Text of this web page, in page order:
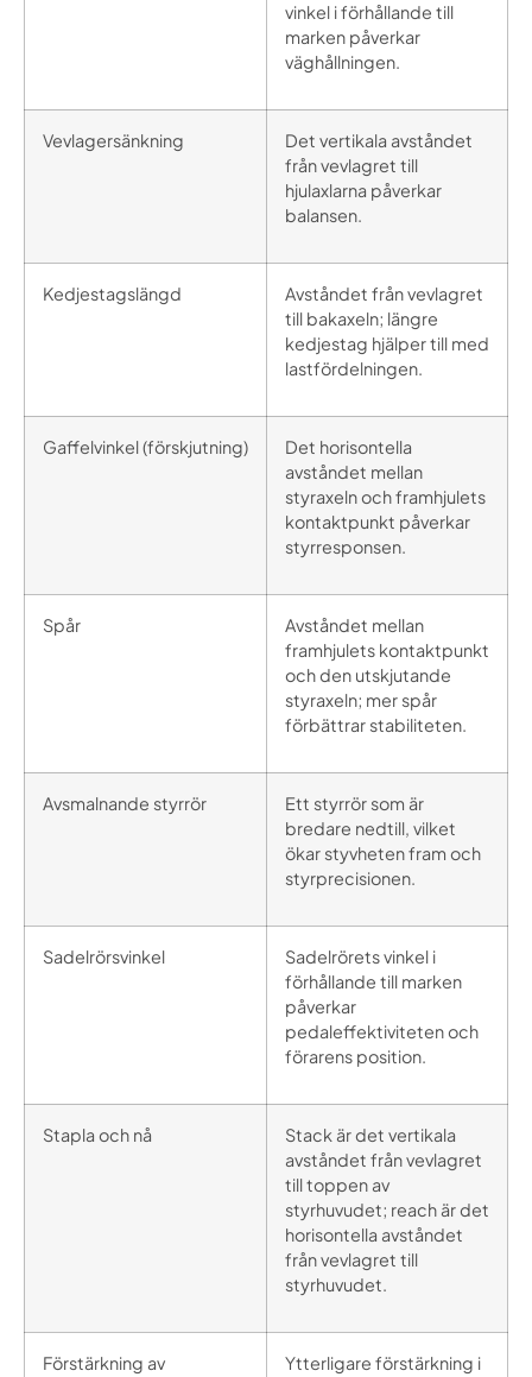
vinkel i förhållande till
marken påverkar
väghållningen.
Vevlagersänkning
Det vertikala avståndet
från vevlagret till
hjulaxlarna påverkar
balansen.
Kedjestagslängd
Avståndet från vevlagret
till bakaxeln; längre
kedjestag hjälper till med
lastfördelningen.
Gaffelvinkel (förskjutning)
Det horisontella
avståndet mellan
styraxeln och framhjulets
kontaktpunkt påverkar
styrresponsen.
Spår
Avståndet mellan
framhjulets kontaktpunkt
och den utskjutande
styraxeln; mer spår
förbättrar stabiliteten.
Avsmalnande styrrör
Ett styrrör som är
bredare nedtill, vilket
ökar styvheten fram och
styrprecisionen.
Sadelrörsvinkel
Sadelrörets vinkel i
förhållande till marken
påverkar
pedaleffektiviteten och
förarens position.
Stapla och nå
Stack är det vertikala
avståndet från vevlagret
till toppen av
styrhuvudet; reach är det
horisontella avståndet
från vevlagret till
styrhuvudet.
Förstärkning av
Ytterligare förstärkning i